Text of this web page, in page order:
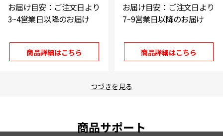
お届け目安：ご注文日より
3~4営業日以降のお届け
商品詳細はこちら
お届け目安：ご注文日より
7~9営業日以降のお届け
商品詳細はこちら
つづきを見る
商品サポート